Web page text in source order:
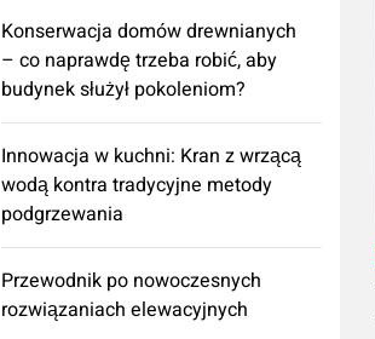
Konserwacja domów drewnianych
– co naprawdę trzeba robić, aby
budynek służył pokoleniom?
Innowacja w kuchni: Kran z wrzącą
wodą kontra tradycyjne metody
podgrzewania
Przewodnik po nowoczesnych
rozwiązaniach elewacyjnych